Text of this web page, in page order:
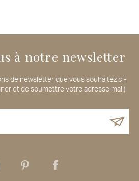
à notre newsletter
de newsletter que vous souhaitez ci-
et de soumettre votre adresse mail)